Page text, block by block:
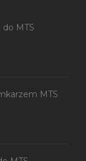
do MTS
MTS